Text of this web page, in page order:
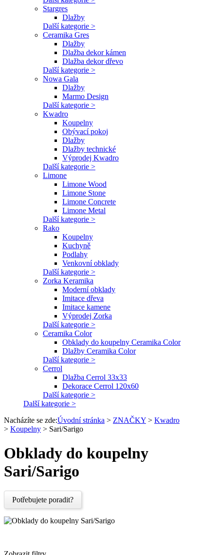
Stargres
Dlažby
Další kategorie >
Ceramika Gres
Dlažby
Dlažba dekor kámen
Dlažba dekor dřevo
Další kategorie >
Nowa Gala
Dlažby
Marmo Design
Další kategorie >
Kwadro
Koupelny
Obývací pokoj
Dlažby
Dlažby technické
Výprodej Kwadro
Další kategorie >
Limone
Limone Wood
Limone Stone
Limone Concrete
Limone Metal
Další kategorie >
Rako
Koupelny
Kuchyně
Podlahy
Venkovní obklady
Další kategorie >
Zorka Keramika
Moderní obklady
Imitace dřeva
Imitace kamene
Výprodej Zorka
Další kategorie >
Ceramika Color
Obklady do koupelny Ceramika Color
Dlažby Ceramika Color
Další kategorie >
Cerrol
Dlažba Cerrol 33x33
Dekorace Cerrol 120x60
Další kategorie >
Další kategorie >
Nacházíte se zde:Úvodní stránka > ZNAČKY > Kwadro
> Koupelny > Sari/Sarigo
Obklady do koupelny
Sari/Sarigo
Potřebujete poradit?